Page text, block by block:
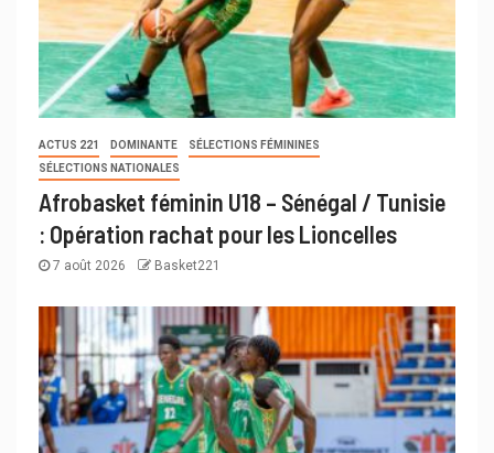
ACTUS 221 DOMINANTE
SÉLECTIONS FÉMININES
SÉLECTIONS NATIONALES
Afrobasket féminin U18 – Sénégal / Tunisie
: Opération rachat pour les Lioncelles
7 août 2026 Basket221